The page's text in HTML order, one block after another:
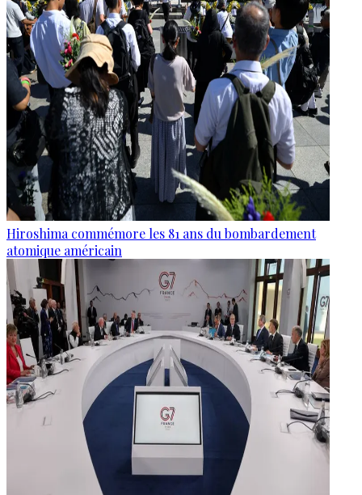
Hiroshima commémore les 81 ans du bombardement
atomique américain